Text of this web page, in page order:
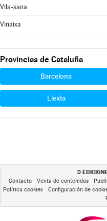
Vila-sana
Vinaixa
Provincias de Cataluña
Barcelona
Lleida
©
Contacto Venta de contenidos
Política cookies
Configuración de